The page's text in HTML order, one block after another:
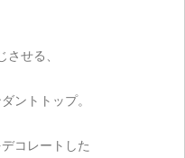
させる、
ントトップ。
コレートした